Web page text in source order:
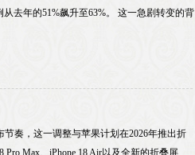
去年的51%飙升至63%。 这一急剧转变的背
奏，这一调整与苹果计划在2026年推出折
Pro Max、iPhone 18 Air以及全新的折叠屏